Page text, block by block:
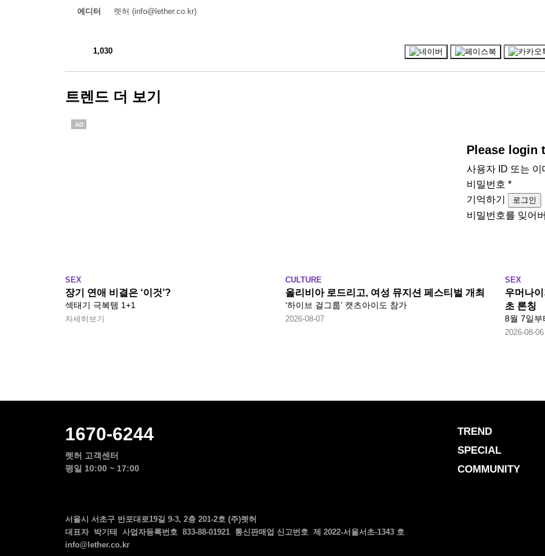
1,030
에디터 렛허 (info@lether.co.kr)
트렌드 더 보기
AD
SEX
장기 연애 비결은 ‘이것’?
섹태기 극복템 1+1
자세히보기
Please login
사용자 ID 또는 이
비밀번호 *
기억하기
로그인
비밀번호를 잊어
CULTURE
올리비아 로드리고, 여성 뮤지션 페스티벌 개최
‘하이브 걸그룹’ 캣츠아이도 참가
2026-08-07
SEX
우머나
초 론칭
8월 7일부
2026-08-06
1670-6244
렛허 고객센터
평일 10:00 ~ 17:00
TREND
SPECIAL
COMMUNITY
서울시 서초구 반포대로19길 9-3, 2층 201-2호 (주)렛허
대표자 박기태 사업자등록번호 833-88-01921 통신판매업 신고번호 제 2022-서울서초-1343 호
info@lether.co.kr